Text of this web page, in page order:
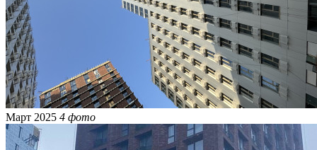
Март 2025 4 фото